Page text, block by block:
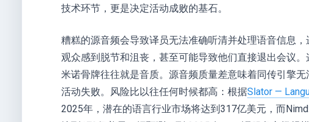
技术环节，更是决定活动成败的基石。
糟糕的源音频会导致译员无法准确听清并处理语音信息
观众感到脱节和沮丧，甚至可能导致他们直接退出会议
米诺骨牌往往就是音质。源音频质量差意味着同传引擎
活动失败。风险比以往任何时候都高：根据Slator —
2025年，潜在的语言行业市场将达到317亿美元，而